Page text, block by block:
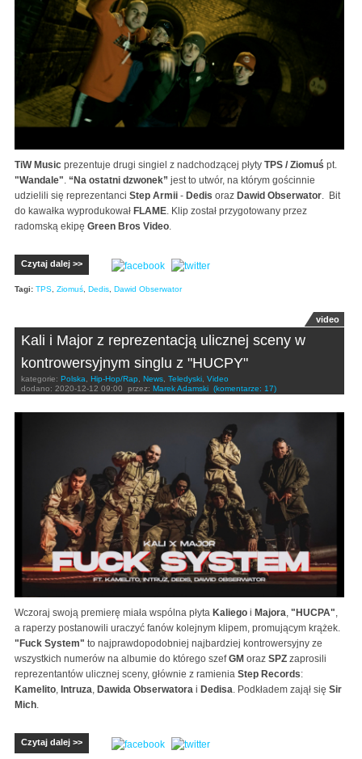
TiW Music prezentuje drugi singiel z nadchodzącej płyty TPS / Ziomuś pt.
"Wandale" “Na ostatni dzwonek” jest to utwór, na którym gościnnie
udzielili się reprezentanci Step Armii - Dedis oraz Dawid Obserwator . Bit
do kawałka wyprodukował FLAME . Klip został przygotowany przez
radomską ekipę Green Bros Video
Czytaj dalej >>
Tagi: TPS Ziomuś Dedis Dawid Obserwator
video
Kali i Major z reprezentacją ulicznej sceny w
kontrowersyjnym singlu z "HUCPY"
kategorie: Polska Hip-Hop/Rap News Teledyski Video
dodano: 2020-12-12 09:00 przez: Marek Adamski (komentarze: 17)
Wczoraj swoją premierę miała wspólna płyta Kaliego i Majora, "HUCPA",
a raperzy postanowili uraczyć fanów kolejnym klipem, promującym krążek.
"Fuck System" to najprawdopodobniej najbardziej kontrowersyjny ze
wszystkich numerów na albumie do którego szefGM oraz SPZ zaprosili
reprezentantów ulicznej sceny, głównie z ramienia Step Records:
Kamelito, Intruza, Dawida Obserwatora i Dedisa. Podkładem zajął się Sir
Mich.
Czytaj dalej >>